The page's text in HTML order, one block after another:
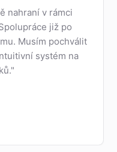
nahraní v rámci
již po
Musím pochválit
systém na
"